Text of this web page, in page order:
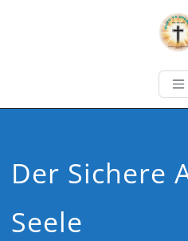
Der Sichere
Seele